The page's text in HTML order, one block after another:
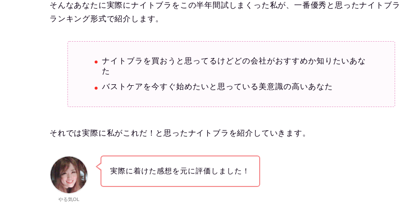
そんなあなたに実際にナイトブラをこの半年間試しまくった私が、一番優秀と思ったナイトブ
ランキング形式で紹介します。
ナイトブラを買おうと思ってるけどどの会社がおすすめか知りたいあな
た
バストケアを今すぐ始めたいと思っている美意識の高いあなた
それでは実際に私がこれだ！と思ったナイトブラを紹介していきます。
やる気OL
実際に着けた感想を元に評価しました！